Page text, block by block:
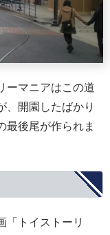
ーマニアはこの道
、開園したばかり
最後尾が作られま
「トイストーリ